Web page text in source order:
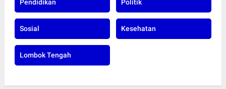
Pendidikan Politik
Sosial Kesehatan
Lombok Tengah